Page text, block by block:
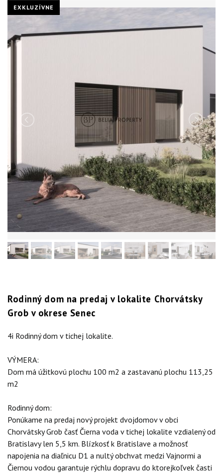
EXKLUZÍVNE
Rodinný dom na predaj v lokalite Chorvátsky
Grob v okrese Senec
4i Rodinný dom v tichej lokalite.
VÝMERA:
Dom má úžitkovú plochu 100 m2 a zastavanú plochu 113,25
m2
Rodinný dom:
Ponúkame na predaj nový projekt dvojdomov v obci
Chorvátsky Grob časť Čierna voda v tichej lokalite vzdialený od
Bratislavy len 5,5 km. Blízkosť k Bratislave a možnosť
napojenia na diaľnicu D1 a nultý obchvat medzi Vajnormi a
Čiernou vodou garantuje rýchlu dopravu do ktorejkoľvek časti